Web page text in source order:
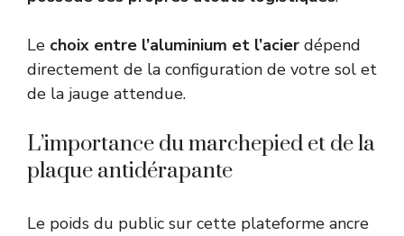
Le choix entre l’aluminium et l’acier dépend
directement de la configuration de votre sol et
de la jauge attendue.
L’importance du marchepied et de la
plaque antidérapante
Le poids du public sur cette plateforme ancre